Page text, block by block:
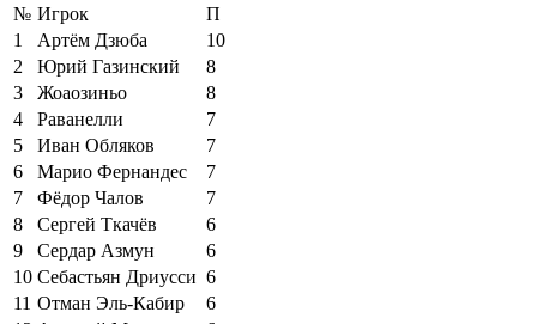
№ Игрок
П
1
Артём Дзюба
10
2
Юрий Газинский
8
3
Жоаозиньо
8
4
Раванелли
7
5
Иван Обляков
7
6
Марио Фернандес
7
7
Фёдор Чалов
7
8
Сергей Ткачёв
6
9
Сердар Азмун
6
10 Себастьян Дриусси 6
11 Отман Эль-Кабир
6